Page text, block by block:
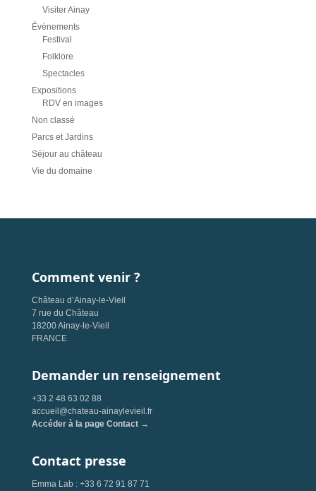
Visiter Ainay
Évènements
Festival
Folklore
Spectacles
Expositions
RDV en images
Non classé
Parcs et Jardins
Séjour au château
Vie du domaine
Comment venir ?
Château d’Ainay-le-Vieil
7 rue du Château
18200 Ainay-le-Vieil
FRANCE
Demander un renseignement
+33 2 48 63 02 88
accueil@chateau-ainaylevieil.fr
Accéder à la page Contact →
Contact presse
Emma Lab : +33 6 72 91 87 71